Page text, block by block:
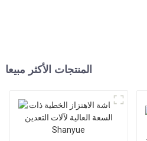
المنتجات الأكثر مبيعا